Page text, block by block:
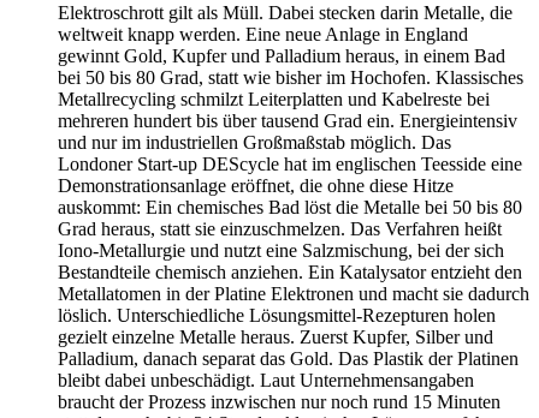
Elektroschrott gilt als Müll. Dabei stecken darin Metalle, die
weltweit knapp werden. Eine neue Anlage in England
gewinnt Gold, Kupfer und Palladium heraus, in einem Bad
bei 50 bis 80 Grad, statt wie bisher im Hochofen. Klassisches
Metallrecycling schmilzt Leiterplatten und Kabelreste bei
mehreren hundert bis über tausend Grad ein. Energieintensiv
und nur im industriellen Großmaßstab möglich. Das
Londoner Start-up DEScycle hat im englischen Teesside eine
Demonstrationsanlage eröffnet, die ohne diese Hitze
auskommt: Ein chemisches Bad löst die Metalle bei 50 bis 80
Grad heraus, statt sie einzuschmelzen. Das Verfahren heißt
Iono-Metallurgie und nutzt eine Salzmischung, bei der sich
Bestandteile chemisch anziehen. Ein Katalysator entzieht den
Metallatomen in der Platine Elektronen und macht sie dadurch
löslich. Unterschiedliche Lösungsmittel-Rezepturen holen
gezielt einzelne Metalle heraus. Zuerst Kupfer, Silber und
Palladium, danach separat das Gold. Das Plastik der Platinen
bleibt dabei unbeschädigt. Laut Unternehmensangaben
braucht der Prozess inzwischen nur noch rund 15 Minuten